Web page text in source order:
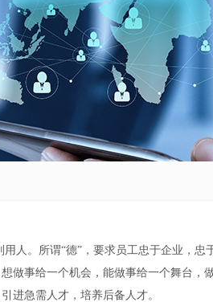
人。所谓“德”，要求员工忠于企业，忠
做事给一个机会，能做事给一个舞台，
进急需人才，培养后备人才。